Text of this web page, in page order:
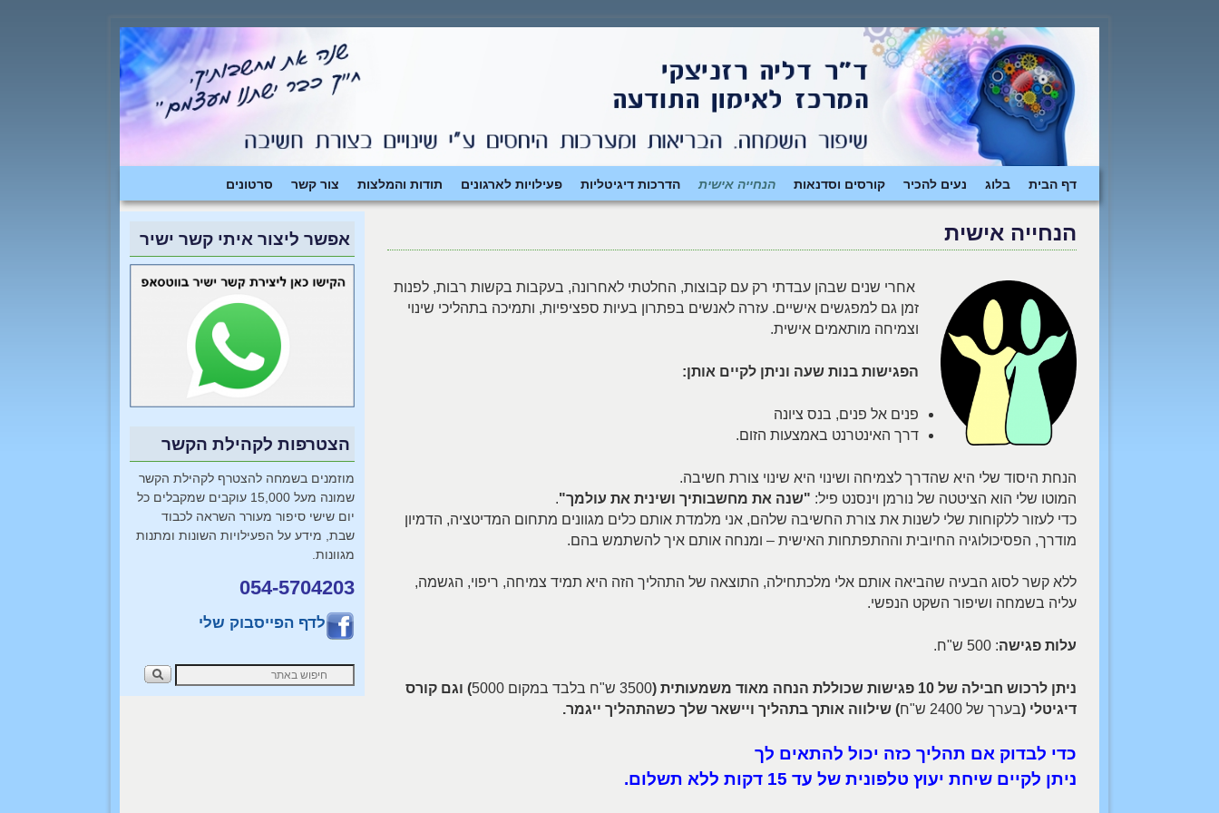
דף הבית בלוג נעים להכיר קורסים וסדנאות הנחייה אישית הדרכות דיגיטליות פעילויות לארגונים תודות והמלצות צור קשר סרטונים
אפשר ליצור איתי קשר ישיר
הצטרפות לקהילת הקשר
מוזמנים בשמחה להצטרף לקהילת הקשר
שמונה מעל 15,000 עוקבים שמקבלים כל
יום שישי סיפור מעורר השראה לכבוד
שבת, מידע על הפעילויות השונות ומתנות
מגוונות.
054-5704203
לדף הפייסבוק שלי
הנחייה אישית
אחרי שנים שבהן עבדתי רק עם קבוצות, החלטתי לאחרונה, בעקבות בקשות רבות, לפנות
זמן גם למפגשים אישיים. עזרה לאנשים בפתרון בעיות ספציפיות, ותמיכה בתהליכי שינוי
וצמיחה מותאמים אישית.
הפגישות בנות שעה וניתן לקיים אותן:
פנים אל פנים, בנס ציונה
דרך האינטרנט באמצעות הזום.
הנחת היסוד שלי היא שהדרך לצמיחה ושינוי היא שינוי צורת חשיבה.
המוטו שלי הוא הציטטה של נורמן וינסנט פיל: "שנה את מחשבותיך ושינית את עולמך".
כדי לעזור ללקוחות שלי לשנות את צורת החשיבה שלהם, אני מלמדת אותם כלים מגוונים מתחום המדיטציה, הדמיון
מודרך, הפסיכולוגיה החיובית וההתפתחות האישית – ומנחה אותם איך להשתמש בהם.
ללא קשר לסוג הבעיה שהביאה אותם אלי מלכתחילה, התוצאה של התהליך הזה היא תמיד צמיחה, ריפוי, הגשמה,
עליה בשמחה ושיפור השקט הנפשי.
עלות פגישה: 500 ש"ח.
ניתן לרכוש חבילה של 10 פגישות שכוללת הנחה מאוד משמעותית ( 3500 ש"ח בלבד במקום 5000
) וגם קורס
דיגיטלי (בערך של 2400 ש"ח ) שילווה אותך בתהליך ויישאר שלך כשהתהליך ייגמר.
כדי לבדוק אם תהליך כזה יכול להתאים לך
ניתן לקיים שיחת יעוץ טלפונית של עד 15 דקות ללא תשלום.